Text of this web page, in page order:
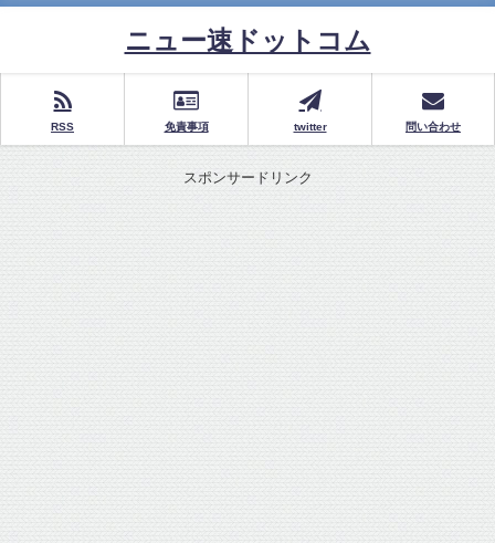
ニュー速ドットコム
RSS 免責事項 twitter 問い合わせ
スポンサードリンク